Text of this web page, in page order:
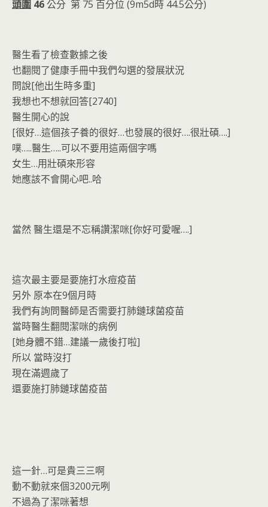
頭圍 46公分 第 75 百分位 (9m5d時 44.5公分)
醫生看了檢查數據之後
也翻閱了健康手冊中我們勾選的發展狀況
問說[他出生時多重]
我想也不想就回答[2740]
醫生開心的說
[很好…這個孩子養的很好…也發展的很好….很壯碩….]
噗…..醫生…..可以不要用這兩個字嗎
女生…用壯碩來形容
她應該不會開心吧..哈
當然 醫生還是不忘稱讚潔咪[你好可愛喔….]
這次最主要是要施打水痘疫苗
另外 原本在9個月時
我們有詢問醫師是否需要打肺鏈球菌疫苗
當時醫生翻閱潔咪的病例
[她身體不錯…建議一歲後打啦]
所以 當時沒打
現在滿週歲了
還要施打肺鏈球菌疫苗
這一針…可是貴三三啊
動不動就來個3200元咧
不過為了潔咪著想